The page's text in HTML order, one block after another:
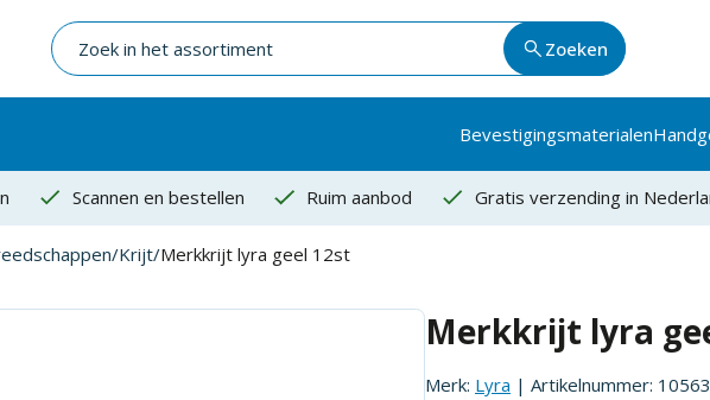
Zoeken
Bevestigingsmaterialen
Scannen en bestellen Ruim aanbod Gratis verzending in
/Krijt/Merkkrijt lyra geel 12st
Merkkrijt lyra
Merk: Lyra | Artikelnummer: